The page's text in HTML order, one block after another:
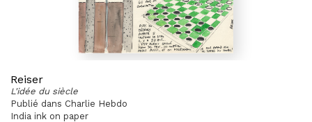
Reiser
L'idée du siècle
Publié dans Charlie Hebdo
India ink on paper